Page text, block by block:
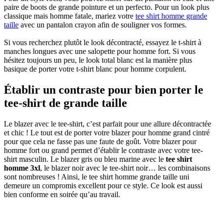
paire de boots de grande pointure et un perfecto. Pour un look plus
classique mais homme fatale, mariez votre tee shirt homme grande
taille avec un pantalon crayon afin de souligner vos formes.
Si vous recherchez plutôt le look décontracté, essayez le t-shirt à
manches longues avec une salopette pour homme fort. Si vous
hésitez toujours un peu, le look total blanc est la manière plus
basique de porter votre t-shirt blanc pour homme corpulent.
Établir un contraste pour bien porter le
tee-shirt de grande taille
Le blazer avec le tee-shirt, c’est parfait pour une allure décontractée
et chic ! Le tout est de porter votre blazer pour homme grand cintré
pour que cela ne fasse pas une faute de goût. Votre blazer pour
homme fort ou grand permet d’établir le contraste avec votre tee-
shirt masculin. Le blazer gris ou bleu marine avec le tee shirt
homme 3xl, le blazer noir avec le tee-shirt noir… les combinaisons
sont nombreuses ! Ainsi, le tee shirt homme grande taille uni
demeure un compromis excellent pour ce style. Ce look est aussi
bien conforme en soirée qu’au travail.